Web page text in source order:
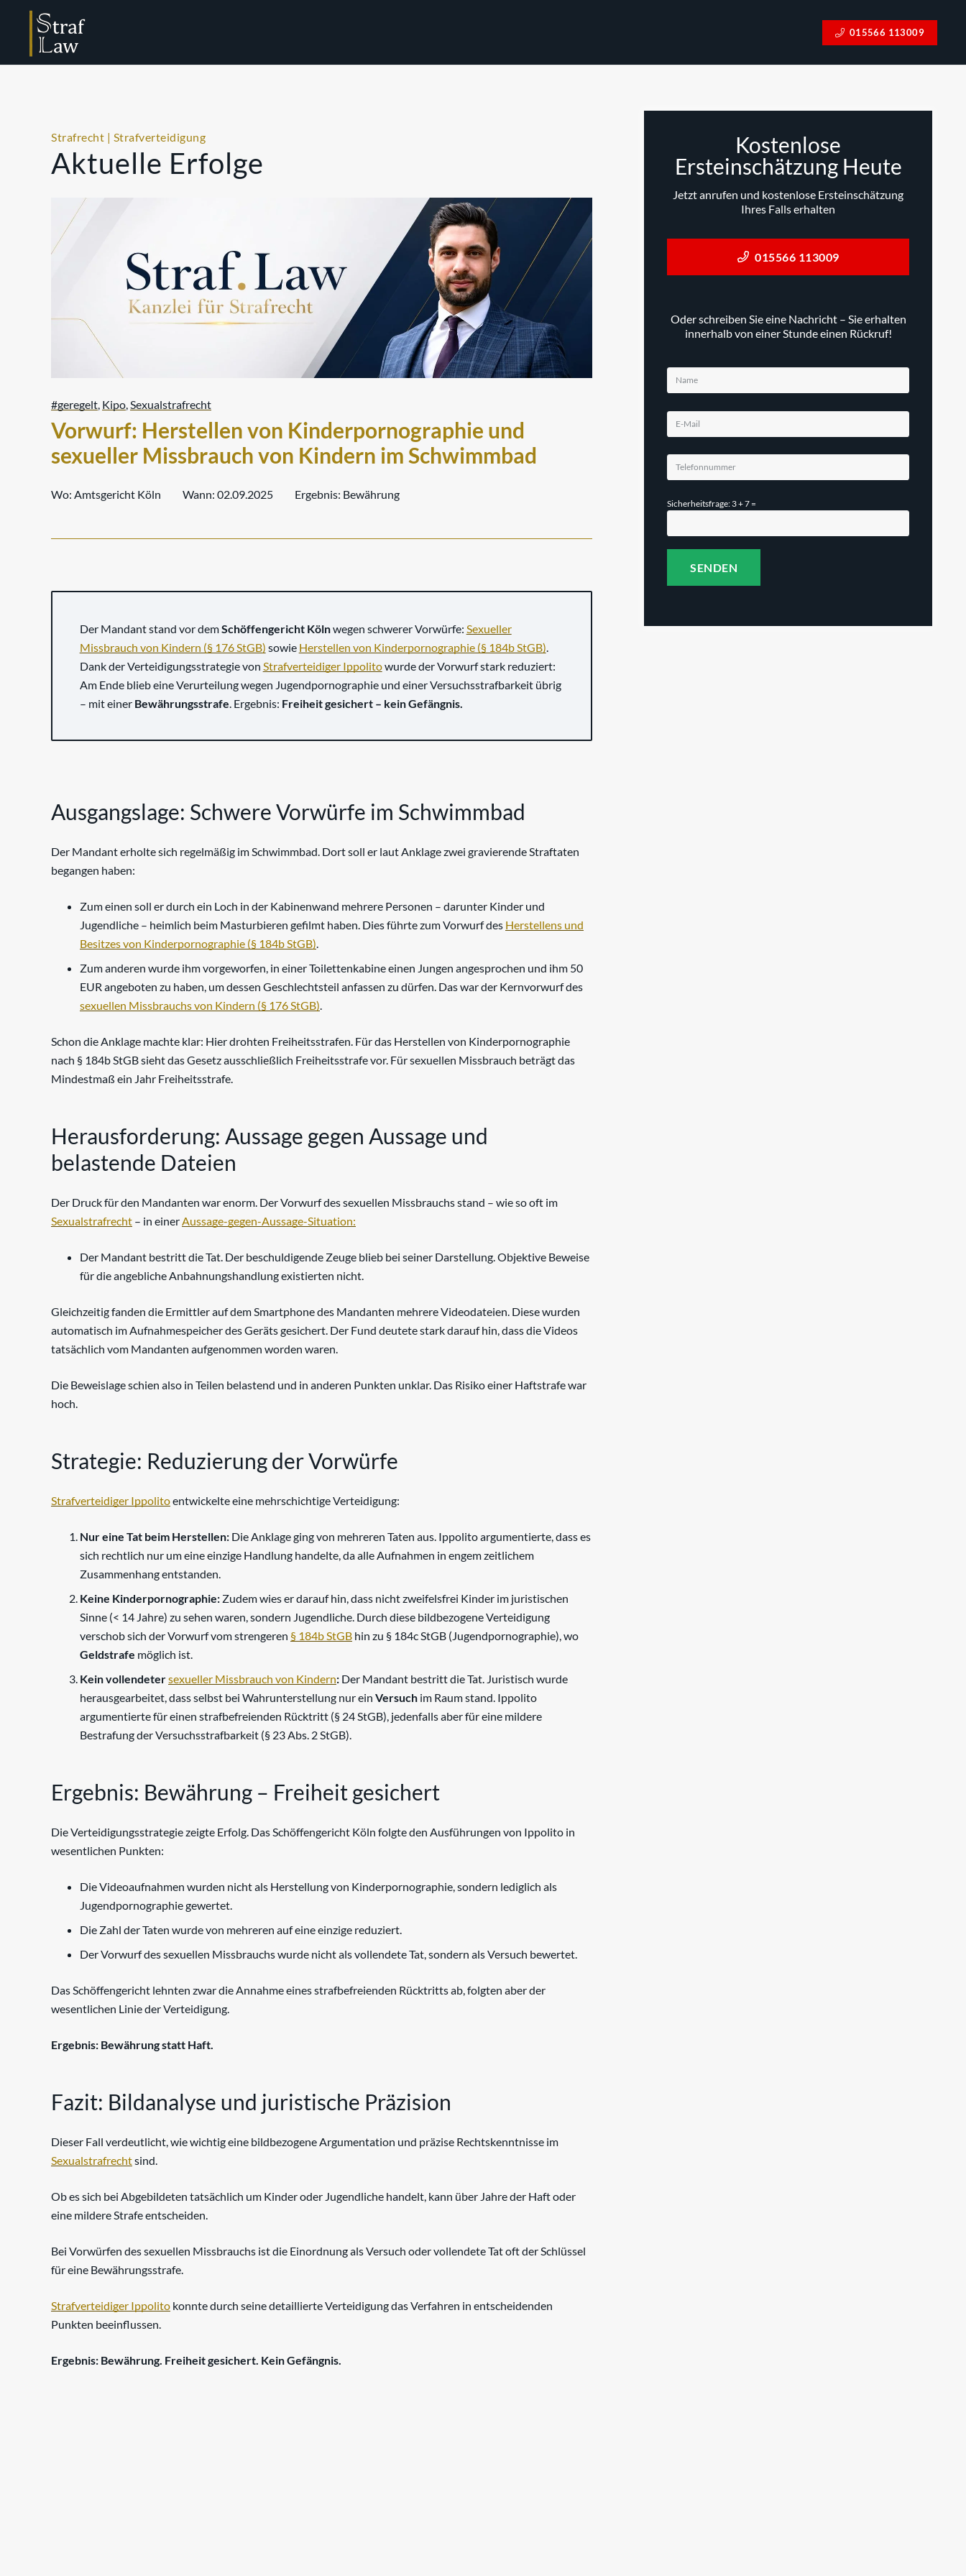
015566 113009
Strafrecht | Strafverteidigung
Aktuelle Erfolge
#geregelt, Kipo,Sexualstrafrecht
Vorwurf: Herstellen von Kinderpornographie und
sexueller Missbrauch von Kindern im Schwimmbad
Wo: Amtsgericht Köln Wann: 02.09.2025 Ergebnis: Bewährung
Der Mandant stand vor demSchöffengericht Kölnwegen schwerer Vorwürfe: Sexueller
Missbrauch von Kindern (§ 176 StGB) sowie Herstellen von Kinderpornographie (§ 184b StGB)
Dank der Verteidigungsstrategie von Strafverteidiger Ippolitowurde der Vorwurf stark reduziert:
Am Ende blieb eine Verurteilung wegen Jugendpornographie und einer Versuchsstrafbarkeit übrig
– mit einer Bewährungsstrafe . Ergebnis: Freiheit gesichert – kein Gefängnis.
Ausgangslage: Schwere Vorwürfe im Schwimmbad
Der Mandant erholte sich regelmäßig im Schwimmbad. Dort soll er laut Anklage zwei gravierende Straftaten
begangen haben:
Zum einen soll er durch ein Loch in der Kabinenwand mehrere Personen – darunter Kinder und
Jugendliche – heimlich beim Masturbieren gefilmt haben. Dies führte zum Vorwurf des Herstellens und
Besitzes von Kinderpornographie (§ 184b StGB).
Zum anderen wurde ihm vorgeworfen, in einer Toilettenkabine einen Jungen angesprochen und ihm 50
EUR angeboten zu haben, um dessen Geschlechtsteil anfassen zu dürfen. Das war der Kernvorwurf des
sexuellen Missbrauchs von Kindern (§ 176 StGB).
Schon die Anklage machte klar: Hier drohten Freiheitsstrafen. Für das Herstellen von Kinderpornographie
nach § 184b StGB sieht das Gesetz ausschließlich Freiheitsstrafe vor. Für sexuellen Missbrauch beträgt das
Mindestmaß ein Jahr Freiheitsstrafe.
Herausforderung: Aussage gegen Aussage und
belastende Dateien
Der Druck für den Mandanten war enorm. Der Vorwurf des sexuellen Missbrauchs stand – wie so oft im
Sexualstrafrecht – in einerAussage-gegen-Aussage-Situation:
Der Mandant bestritt die Tat. Der beschuldigende Zeuge blieb bei seiner Darstellung. Objektive Beweise
für die angebliche Anbahnungshandlung existierten nicht.
Gleichzeitig fanden die Ermittler auf dem Smartphone des Mandanten mehrere Videodateien. Diese wurden
automatisch im Aufnahmespeicher des Geräts gesichert. Der Fund deutete stark darauf hin, dass die Videos
tatsächlich vom Mandanten aufgenommen worden waren.
Die Beweislage schien also in Teilen belastend und in anderen Punkten unklar. Das Risiko einer Haftstrafe war
hoch.
Strategie: Reduzierung der Vorwürfe
Strafverteidiger Ippolitoentwickelte eine mehrschichtige Verteidigung:
Nur eine Tat beim Herstellen: Die Anklage ging von mehreren Taten aus. Ippolito argumentierte, dass es
sich rechtlich nur um eine einzige Handlung handelte, da alle Aufnahmen in engem zeitlichem
Zusammenhang entstanden.
Keine Kinderpornographie: Zudem wies er darauf hin, dass nicht zweifelsfrei Kinder im juristischen
Sinne (< 14 Jahre) zu sehen waren, sondern Jugendliche. Durch diese bildbezogene Verteidigung
verschob sich der Vorwurf vom strengeren § 184b StGB hin zu § 184c StGB (Jugendpornographie), wo
Geldstrafe möglich ist.
Kein vollendetersexueller Missbrauch von Kindern: Der Mandant bestritt die Tat. Juristisch wurde
herausgearbeitet, dass selbst bei Wahrunterstellung nur ein Versuch im Raum stand. Ippolito
argumentierte für einen strafbefreienden Rücktritt (§ 24 StGB), jedenfalls aber für eine mildere
Bestrafung der Versuchsstrafbarkeit (§ 23 Abs. 2 StGB).
Ergebnis: Bewährung – Freiheit gesichert
Die Verteidigungsstrategie zeigte Erfolg. Das Schöffengericht Köln folgte den Ausführungen von Ippolito in
wesentlichen Punkten:
Die Videoaufnahmen wurden nicht als Herstellung von Kinderpornographie, sondern lediglich als
Jugendpornographie gewertet.
Die Zahl der Taten wurde von mehreren auf eine einzige reduziert.
Der Vorwurf des sexuellen Missbrauchs wurde nicht als vollendete Tat, sondern als Versuch bewertet.
Das Schöffengericht lehnten zwar die Annahme eines strafbefreienden Rücktritts ab, folgten aber der
wesentlichen Linie der Verteidigung.
Ergebnis: Bewährung statt Haft.
Fazit: Bildanalyse und juristische Präzision
Dieser Fall verdeutlicht, wie wichtig eine bildbezogene Argumentation und präzise Rechtskenntnisse im
Sexualstrafrechtsind.
Ob es sich bei Abgebildeten tatsächlich um Kinder oder Jugendliche handelt, kann über Jahre der Haft oder
eine mildere Strafe entscheiden.
Bei Vorwürfen des sexuellen Missbrauchs ist die Einordnung als Versuch oder vollendete Tat oft der Schlüssel
für eine Bewährungsstrafe.
Strafverteidiger Ippolito konnte durch seine detaillierte Verteidigung das Verfahren in entscheidenden
Punkten beeinflussen.
Ergebnis: Bewährung. Freiheit gesichert. Kein Gefängnis.
Kostenlose
Ersteinschätzung Heute
Jetzt anrufen und kostenlose Ersteinschätzung
Ihres Falls erhalten
015566 113009
Oder schreiben Sie eine Nachricht – Sie erhalten
innerhalb von einer Stunde einen Rückruf!
Sicherheitsfrage: 3 + 7 =